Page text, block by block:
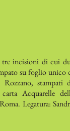
tre incisioni di cui
su foglio unico
stampati
Acquarelle
Legatura: